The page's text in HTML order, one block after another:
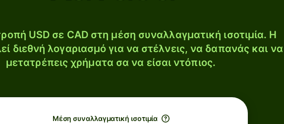
USD σε CAD στη μέση συναλλαγματική ισοτιμία. Η
διεθνή λογαριασμό για να στέλνεις, να δαπανάς και να
μετατρέπεις χρήματα σα να είσαι ντόπιος.
Μέση συναλλαγματική ισοτιμία